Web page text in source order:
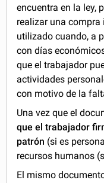
encuentra en la ley,
realizar una compra
utilizado cuando, a
con días
que el trabajador
actividades
con motivo de la
Una vez que el
que el trabajador
patrón (si es
recursos humanos
El mismo